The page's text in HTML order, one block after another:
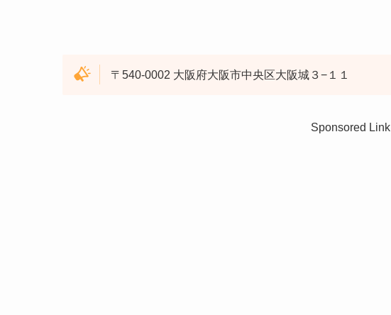
〒540-0002 大阪府大阪市中央区大阪城３−１１
Sponsored Link